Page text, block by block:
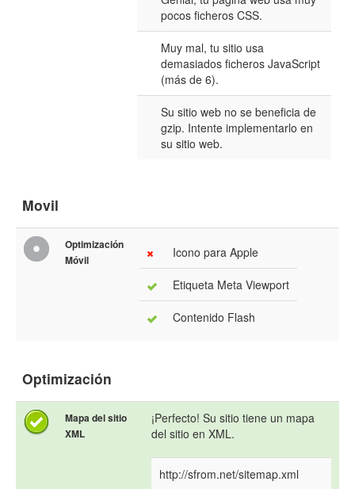
pocos ficheros CSS.
Muy mal, tu sitio usa
demasiados ficheros JavaScript
(más de 6).
Su sitio web no se beneficia de
gzip. Intente implementarlo en
su sitio web.
Movil
Optimización
Móvil
Icono para Apple
Etiqueta Meta Viewport
Contenido Flash
Optimización
Mapa del sitio
XML
¡Perfecto! Su sitio tiene un mapa
del sitio en XML.
http://sfrom.net/sitemap.xml